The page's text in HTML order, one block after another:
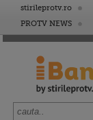
stirileprotv.ro
PROTV NEWS